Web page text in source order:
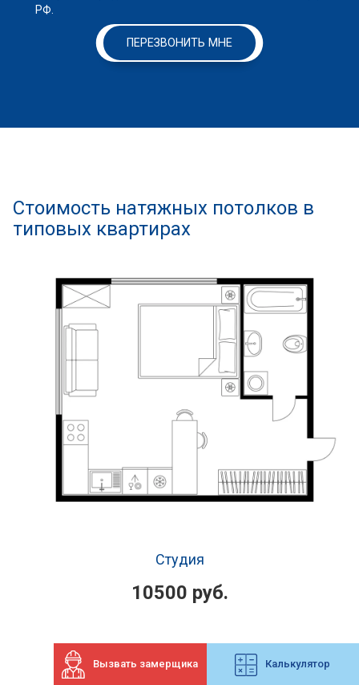
Вызвать замерщика Калькулятор
РФ.
ПЕРЕЗВОНИТЬ МНЕ
Стоимость натяжных потолков в
типовых квартирах
Студия
10500 руб.